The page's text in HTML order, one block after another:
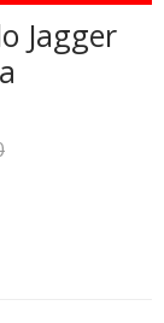
Jagger